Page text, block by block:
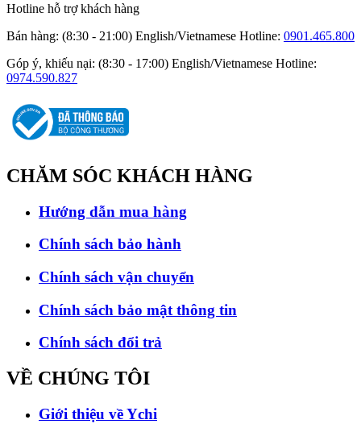
Hotline hỗ trợ khách hàng
Bán hàng: (8:30 - 21:00) English/Vietnamese Hotline: 0901.465.800
Góp ý, khiếu nại: (8:30 - 17:00) English/Vietnamese Hotline:
0974.590.827
CHĂM SÓC KHÁCH HÀNG
Hướng dẫn mua hàng
Chính sách bảo hành
Chính sách vận chuyển
Chính sách bảo mật thông tin
Chính sách đổi trả
VỀ CHÚNG TÔI
Giới thiệu về Ychi